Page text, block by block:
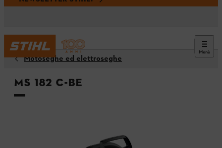
Menù
Motoseghe ed elettroseghe
MS 182 C-BE